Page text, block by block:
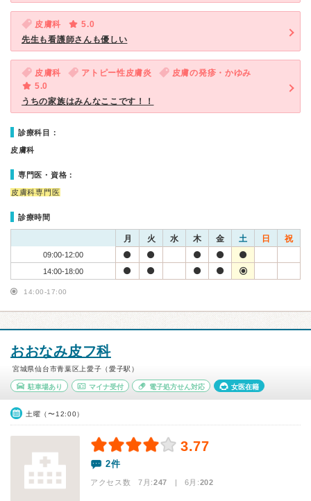
皮膚科
5.0
先生も看護師さんも優しい
皮膚科 アトピー性皮膚炎
皮膚の発疹・かゆみ
5.0
うちの家族はみんなここです！！
診療科目：
皮膚科
専門医・資格：
皮膚科専門医
診療時間
月 火 水 木 金 土 日 祝
09:00-12:00
14:00-18:00
14:00-17:00
おおなみ皮フ科
宮城県仙台市青葉区上愛子（愛子駅）
駐車場あり マイナ受付 電子処方せん対応 女医在籍
土曜（〜12:00）
3.77
2件
アクセス数 7月:247 | 6月:202